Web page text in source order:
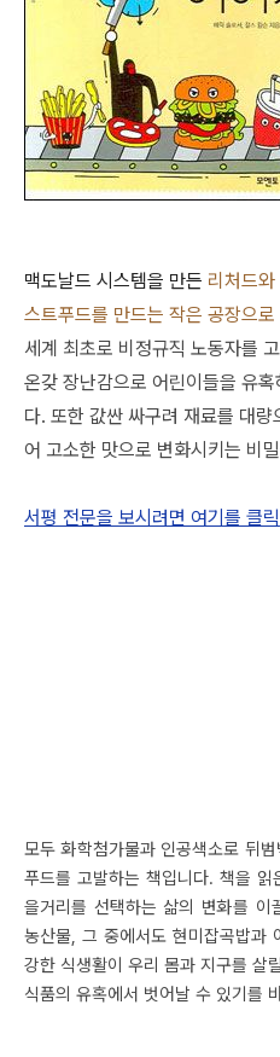
맥도날드 시스템을 만든 리처드
스트푸드를 만드는 작은 공장으
세계 최초로 비정규직 노동자를
온갖 장난감으로 어린이들을 유
다. 또한 값싼 싸구려 재료를 대
어 고소한 맛으로 변화시키는 비
서평 전문을 보시려면 여기를 클릭
모두 화학첨가물과 인공색소로 뒤
푸드를 고발하는 책입니다. 책을
을거리를 선택하는 삶의 변화를 이
농산물, 그 중에서도 현미잡곡밥과
강한 식생활이 우리 몸과 지구를 살
식품의 유혹에서 벗어날 수 있기를